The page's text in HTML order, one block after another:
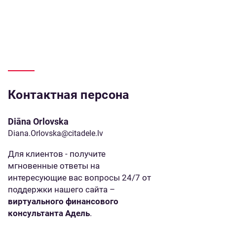
Контактная персона
Diāna Orlovska
Diana.Orlovska@citadele.lv
Для клиентов - получите
мгновенные ответы на
интересующие вас вопросы 24/7 от
поддержки нашего сайта –
виртуального финансового
консультанта Адель.